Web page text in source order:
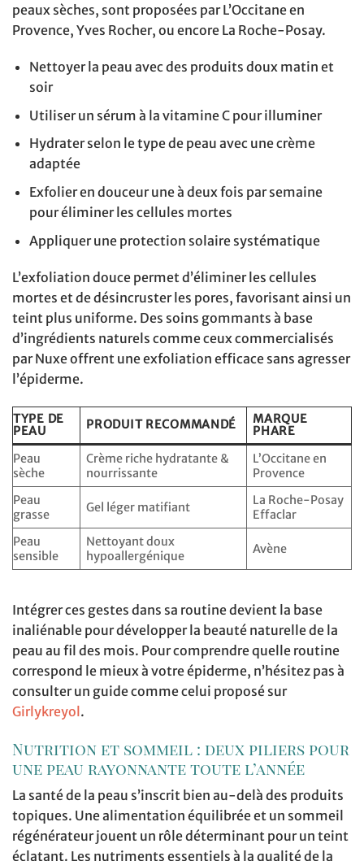
peaux sèches, sont proposées par L’Occitane en
Provence, Yves Rocher, ou encore La Roche-Posay.
Nettoyer la peau avec des produits doux matin et
soir
Utiliser un sérum à la vitamine C pour illuminer
Hydrater selon le type de peau avec une crème
adaptée
Exfolier en douceur une à deux fois par semaine
pour éliminer les cellules mortes
Appliquer une protection solaire systématique
L’exfoliation douce permet d’éliminer les cellules
mortes et de désincruster les pores, favorisant ainsi un
teint plus uniforme. Des soins gommants à base
d’ingrédients naturels comme ceux commercialisés
par Nuxe offrent une exfoliation efficace sans agresser
l’épiderme.
TYPE DE
PEAU
PRODUIT RECOMMANDÉ
MARQUE
PHARE
Peau
sèche
Crème riche hydratante &
nourrissante
L’Occitane en
Provence
Peau
grasse
Gel léger matifiant
La Roche-Posay
Effaclar
Peau
sensible
Nettoyant doux
hypoallergénique
Avène
Intégrer ces gestes dans sa routine devient la base
inaliénable pour développer la beauté naturelle de la
peau au fil des mois. Pour comprendre quelle routine
correspond le mieux à votre épiderme, n’hésitez pas à
consulter un guide comme celui proposé sur
Girlykreyol .
Nutrition et sommeil : deux piliers pour
une peau rayonnante toute l’année
La santé de la peau s’inscrit bien au-delà des produits
topiques. Une alimentation équilibrée et un sommeil
régénérateur jouent un rôle déterminant pour un teint
éclatant. Les nutriments essentiels à la qualité de la